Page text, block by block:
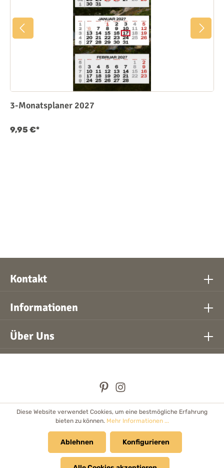
3-Monatsplaner 2027
9,95 €*
Kontakt
Informationen
Über Uns
* Alle Preise inkl. gesetzl. Mehrwertsteuer zzgl.Versandkosten
und ggf. Nachnahmegebühren, wenn nicht anders angegeben.
Händler Newsletter
Cookie Einstellungen
Kataloge & Prospekte
Diese Website verwendet Cookies, um eine bestmögliche Erfahrung
bieten zu können. Mehr Informationen ...
Ablehnen Konfigurieren